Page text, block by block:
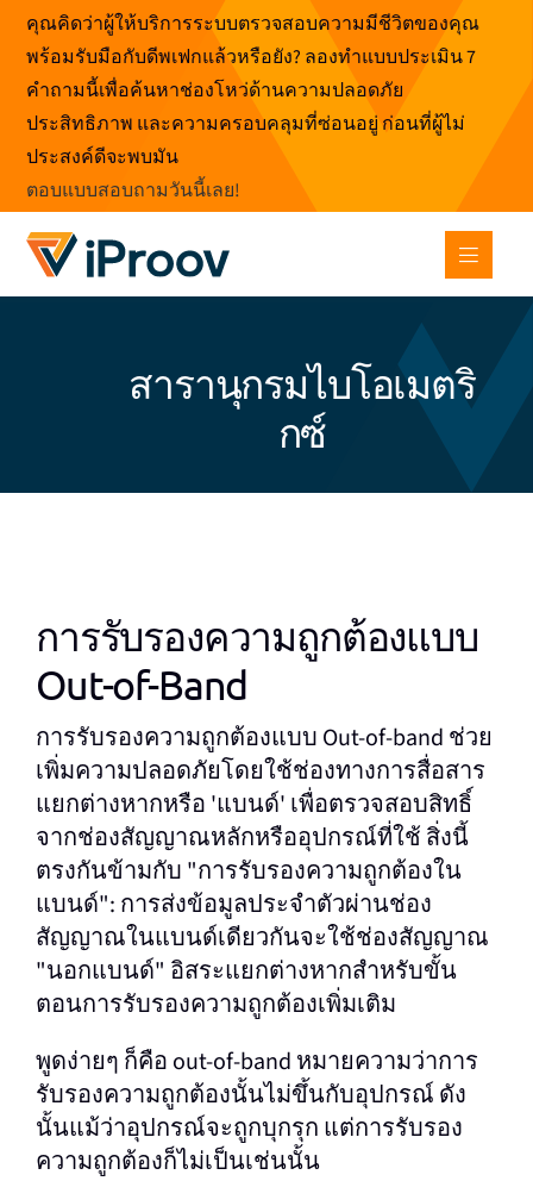
ข้าม
เนื้อหา
คุณคิดว่าผู้ให้บริการระบบตรวจสอบความมีชีวิตของคุณ
พร้อมรับมือกับดีพเฟกแล้วหรือยัง? ลองทำแบบประเมิน 7
คำถามนี้เพื่อค้นหาช่องโหว่ด้านความปลอดภัย
ประสิทธิภาพ และความครอบคลุมที่ซ่อนอยู่ ก่อนที่ผู้ไม่
ประสงค์ดีจะพบมัน
ตอบแบบสอบถามวันนี้เลย!
สารานุกรมไบโอเมตริ
กซ์
การรับรองความถูกต้องแบบ
Out-of-Band
การรับรองความถูกต้องแบบ Out-of-band ช่วย
เพิ่มความปลอดภัยโดยใช้ช่องทางการสื่อสาร
แยกต่างหากหรือ 'แบนด์' เพื่อตรวจสอบสิทธิ์
จากช่องสัญญาณหลักหรืออุปกรณ์ที่ใช้ สิ่งนี้
ตรงกันข้ามกับ "การรับรองความถูกต้องใน
แบนด์": การส่งข้อมูลประจําตัวผ่านช่อง
สัญญาณในแบนด์เดียวกันจะใช้ช่องสัญญาณ
"นอกแบนด์" อิสระแยกต่างหากสําหรับขั้น
ตอนการรับรองความถูกต้องเพิ่มเติม
พูดง่ายๆ ก็คือ out-of-band หมายความว่าการ
รับรองความถูกต้องนั้นไม่ขึ้นกับอุปกรณ์ ดัง
นั้นแม้ว่าอุปกรณ์จะถูกบุกรุก แต่การรับรอง
ความถูกต้องก็ไม่เป็นเช่นนั้น